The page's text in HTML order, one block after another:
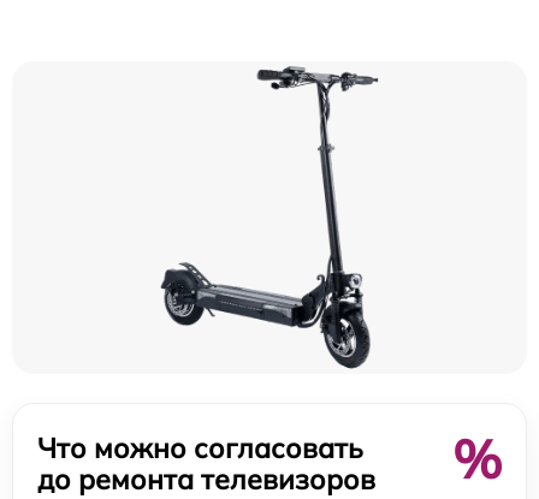
Что можно согласовать
до ремонта телевизоров
%